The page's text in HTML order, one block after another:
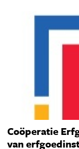
Coöperatie
van